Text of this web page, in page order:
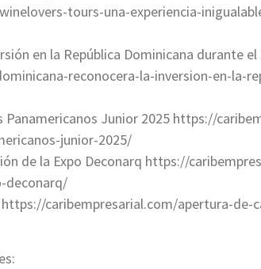
tours-una-experiencia-
en la República Dominicana durante el
reconocera-la-inversion-en-la-
Panamericanos Junior 2025 https://
junior-2025/
de la Expo Deconarq https://
deconarq/
https://caribempresarial.com/apertura-de-